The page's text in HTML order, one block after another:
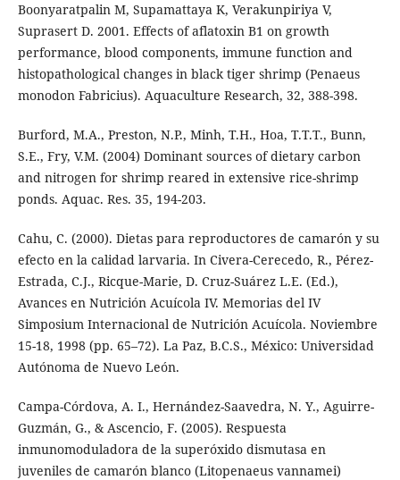
Boonyaratpalin M, Supamattaya K, Verakunpiriya V,
Suprasert D. 2001. Effects of aflatoxin B1 on growth
performance, blood components, immune function and
histopathological changes in black tiger shrimp (Penaeus
monodon Fabricius). Aquaculture Research, 32, 388-398.
Burford, M.A., Preston, N.P., Minh, T.H., Hoa, T.T.T., Bunn,
S.E., Fry, V.M. (2004) Dominant sources of dietary carbon
and nitrogen for shrimp reared in extensive rice-shrimp
ponds. Aquac. Res. 35, 194-203.
Cahu, C. (2000). Dietas para reproductores de camarón y su
efecto en la calidad larvaria. In Civera-Cerecedo, R., Pérez-
Estrada, C.J., Ricque-Marie, D. Cruz-Suárez L.E. (Ed.),
Avances en Nutrición Acuícola IV. Memorias del IV
Simposium Internacional de Nutrición Acuícola. Noviembre
15-18, 1998 (pp. 65–72). La Paz, B.C.S., México: Universidad
Autónoma de Nuevo León.
Campa-Córdova, A. I., Hernández-Saavedra, N. Y., Aguirre-
Guzmán, G., & Ascencio, F. (2005). Respuesta
inmunomoduladora de la superóxido dismutasa en
juveniles de camarón blanco (Litopenaeus vannamei)